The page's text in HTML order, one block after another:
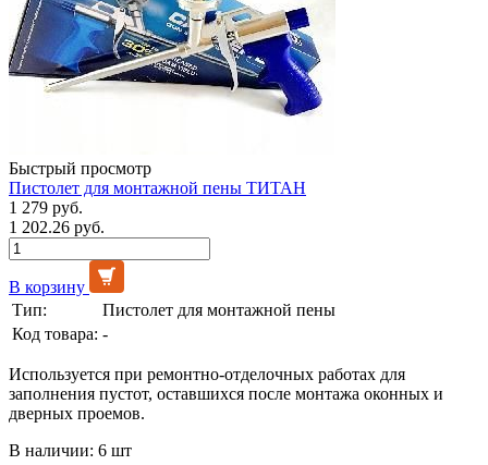
Быстрый просмотр
Пистолет для монтажной пены ТИТАН
1 279 руб.
1 202.26 руб.
В корзину
Тип:
Пистолет для монтажной пены
Код товара: -
Используется при ремонтно-отделочных работах для
заполнения пустот, оставшихся после монтажа оконных и
дверных проемов.
В наличии: 6 шт